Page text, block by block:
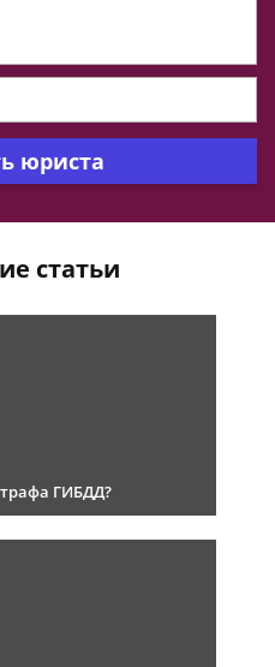
юриста
статьи
ГИБДД?